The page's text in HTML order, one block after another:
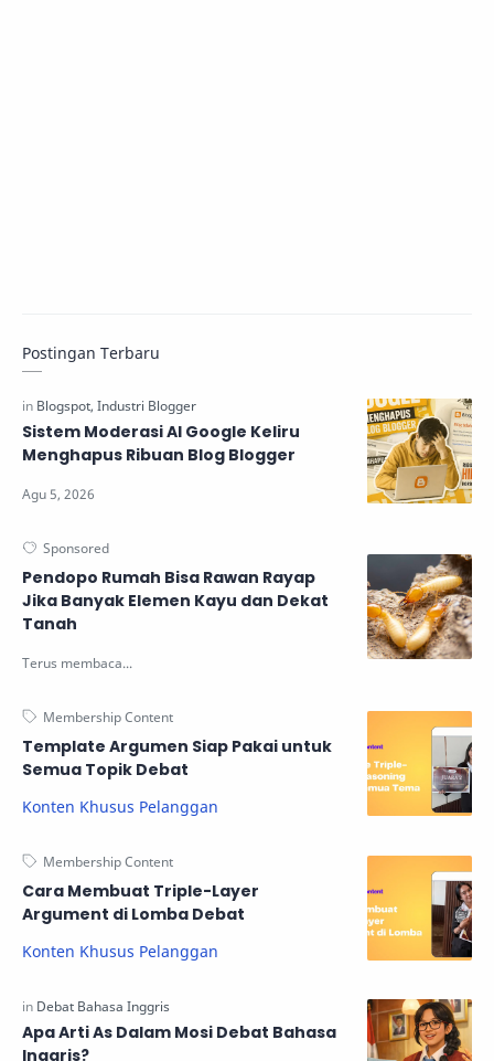
Postingan Terbaru
Sistem Moderasi AI Google Keliru
Menghapus Ribuan Blog Blogger
Pendopo Rumah Bisa Rawan Rayap
Jika Banyak Elemen Kayu dan Dekat
Tanah
Template Argumen Siap Pakai untuk
Semua Topik Debat
Konten Khusus Pelanggan
Cara Membuat Triple-Layer
Argument di Lomba Debat
Konten Khusus Pelanggan
Apa Arti As Dalam Mosi Debat Bahasa
Inggris?